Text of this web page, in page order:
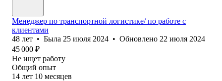
Менеджер по транспортной логистике/ по работе с
клиентами
48 лет • Была 25 июля 2024 • Обновлено 22 июля 2024
45 000 ₽
Не ищет работу
Общий опыт
14 лет 10 месяцев